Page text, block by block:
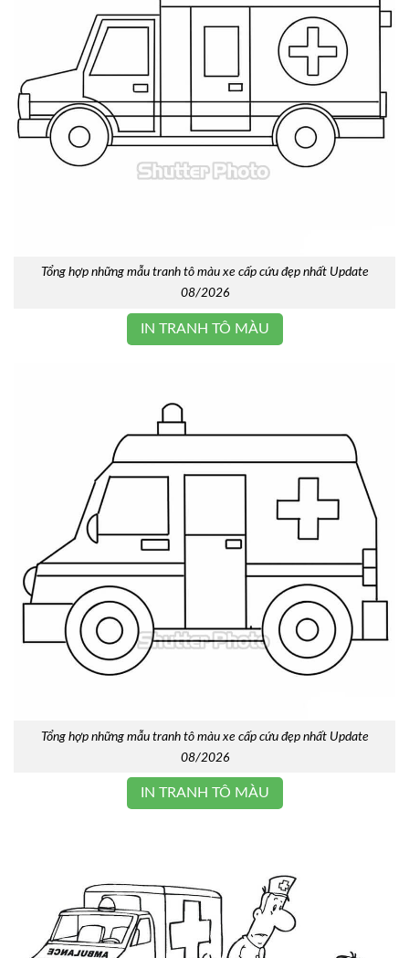
Tổng hợp những mẫu tranh tô màu xe cấp cứu đẹp nhất Update
08/2026
IN TRANH TÔ MÀU
Tổng hợp những mẫu tranh tô màu xe cấp cứu đẹp nhất Update
08/2026
IN TRANH TÔ MÀU